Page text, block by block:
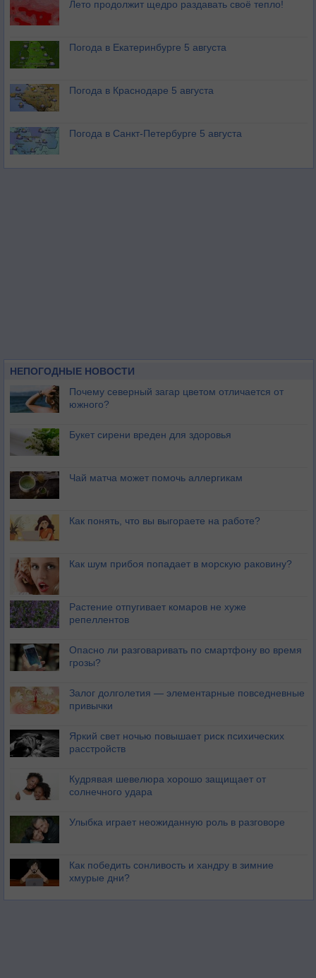
Лето продолжит щедро раздавать своё тепло!
Погода в Екатеринбурге 5 августа
Погода в Краснодаре 5 августа
Погода в Санкт-Петербурге 5 августа
НЕПОГОДНЫЕ НОВОСТИ
Почему северный загар цветом отличается от
южного?
Букет сирени вреден для здоровья
Чай матча может помочь аллергикам
Как понять, что вы выгораете на работе?
Как шум прибоя попадает в морскую раковину?
Растение отпугивает комаров не хуже
репеллентов
Опасно ли разговаривать по смартфону во время
грозы?
Залог долголетия — элементарные повседневные
привычки
Яркий свет ночью повышает риск психических
расстройств
Кудрявая шевелюра хорошо защищает от
солнечного удара
Улыбка играет неожиданную роль в разговоре
Как победить сонливость и хандру в зимние
хмурые дни?